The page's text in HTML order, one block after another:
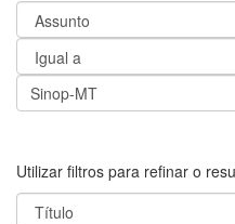
Utilizar filtros para refinar o